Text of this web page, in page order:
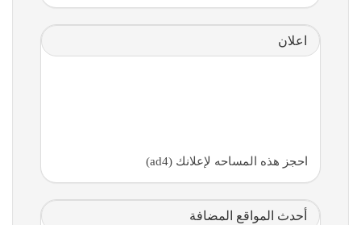
اعلان
احجز هذه المساحه لإعلانك (ad4)
أحدث المواقع المضافة